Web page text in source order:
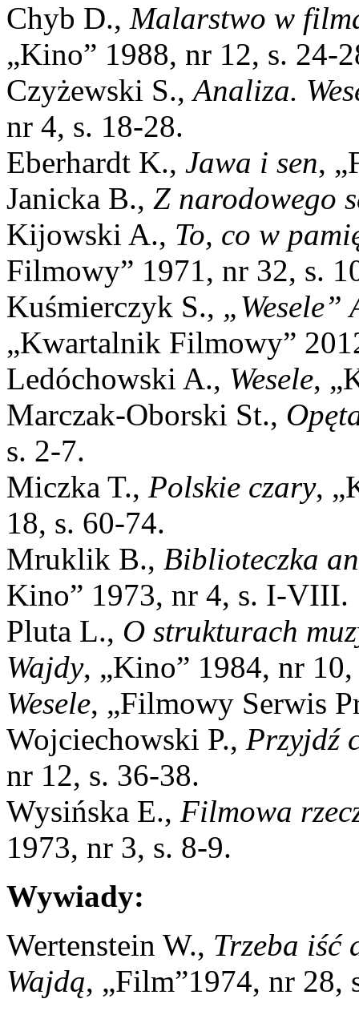
Chyb D., Malarstwo w
„Kino” 1988, nr 12, s. 24-
Czyżewski S.,Analiza.
nr 4, s. 18-28.
Eberhardt K., Jawa i sen,
Janicka B., Z narodowego
Kijowski A., To, co w
Filmowy” 1971, nr 32, s.
Kuśmierczyk S., „Wesele”
„Kwartalnik Filmowy”
Ledóchowski A., Wesele,
Marczak-Oborski St.,
s. 2-7.
Miczka T., Polskie czary,
18, s. 60-74.
Mruklik B., Biblioteczka
Kino” 1973, nr 4, s. I-VIII.
Pluta L., O strukturach
Wajdy, „Kino” 1984, nr
Wesele, „Filmowy Serwis
Wojciechowski P., Przyjdź
nr 12, s. 36-38.
Wysińska E., Filmowa
1973, nr 3, s. 8-9.
Wywiady:
Wertenstein W., Trzeba iść
Wajdą, „Film”1974, nr 28,